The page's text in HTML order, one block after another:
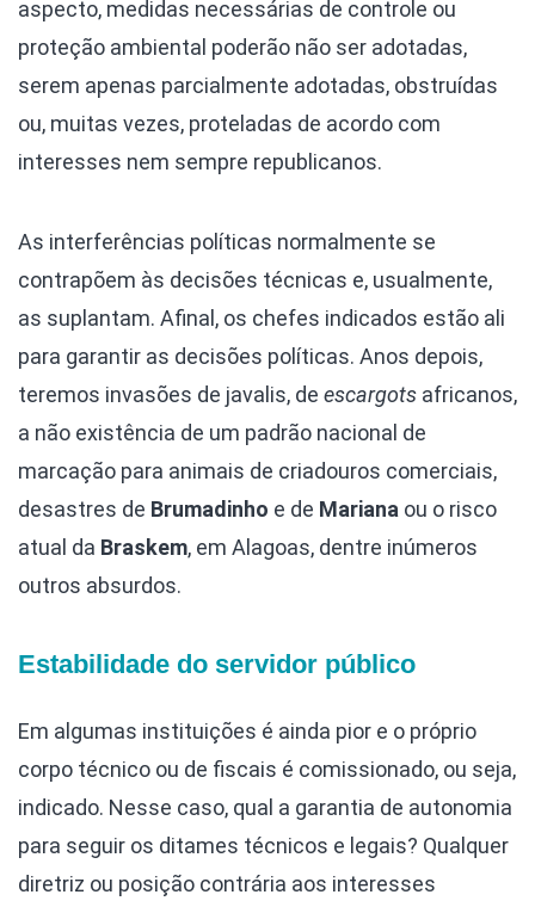
aspecto, medidas necessárias de controle ou
proteção ambiental poderão não ser adotadas,
serem apenas parcialmente adotadas, obstruídas
ou, muitas vezes, proteladas de acordo com
interesses nem sempre republicanos.
As interferências políticas normalmente se
contrapõem às decisões técnicas e, usualmente,
as suplantam. Afinal, os chefes indicados estão ali
para garantir as decisões políticas. Anos depois,
teremos invasões de javalis, de escargots africanos,
a não existência de um padrão nacional de
marcação para animais de criadouros comerciais,
desastres de Brumadinho e de Mariana ou o risco
atual da Braskem, em Alagoas, dentre inúmeros
outros absurdos.
Estabilidade do servidor público
Em algumas instituições é ainda pior e o próprio
corpo técnico ou de fiscais é comissionado, ou seja,
indicado. Nesse caso, qual a garantia de autonomia
para seguir os ditames técnicos e legais? Qualquer
diretriz ou posição contrária aos interesses